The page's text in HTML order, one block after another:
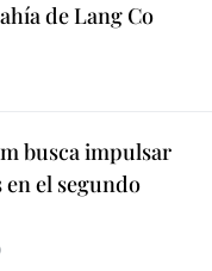
de Lang Co
busca impulsar
el segundo